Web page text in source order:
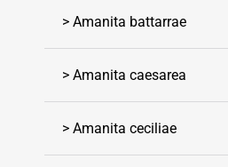
> Amanita battarrae
> Amanita caesarea
> Amanita ceciliae